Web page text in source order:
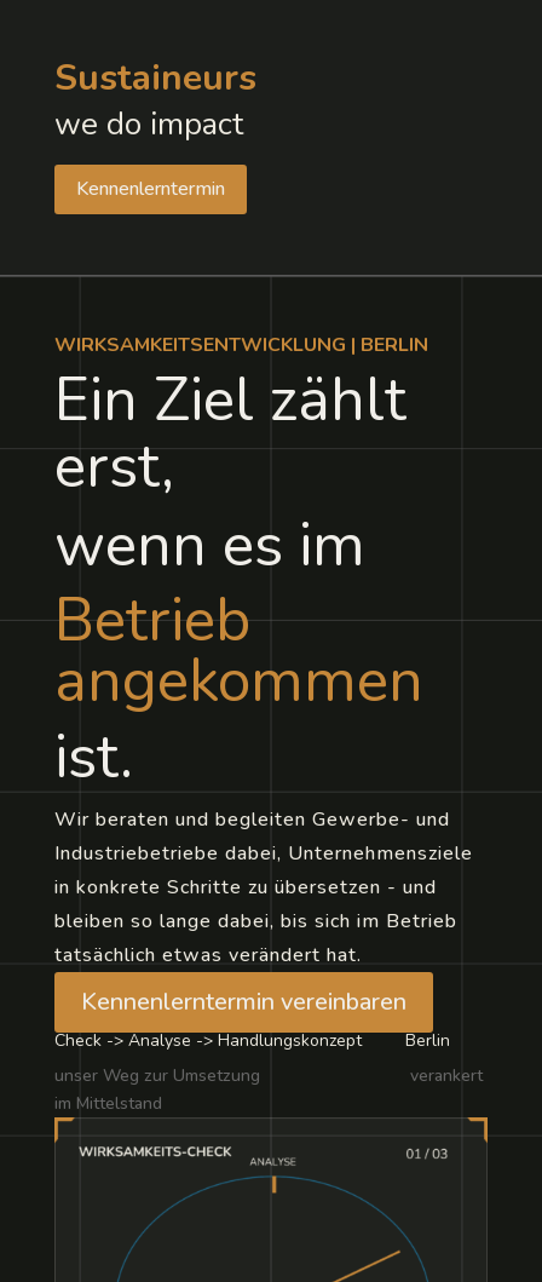
Sustaineurs
we do impact
Kennenlerntermin
WIRKSAMKEITSENTWICKLUNG | BERLIN
Ein Ziel zählt
erst,
wenn es im
Betrieb
angekommen
ist.
Wir beraten und begleiten Gewerbe- und
Industriebetriebe dabei, Unternehmensziele
in konkrete Schritte zu übersetzen - und
bleiben so lange dabei, bis sich im Betrieb
tatsächlich etwas verändert hat.
Kennenlerntermin vereinbaren
Check -> Analyse -> Handlungskonzept Berlin
unser Weg zur Umsetzung verankert
im Mittelstand